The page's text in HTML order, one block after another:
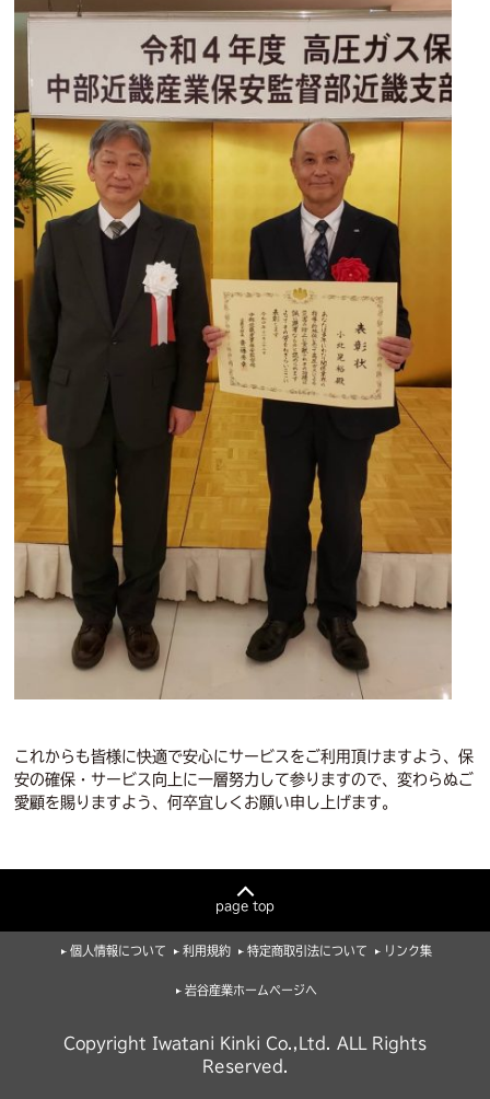
これからも皆様に快適で安心にサービスをご利用頂けますよう、保
安の確保・サービス向上に一層努力して参りますので、変わらぬご
愛顧を賜りますよう、何卒宜しくお願い申し上げます。
page top
個人情報について 利用規約 特定商取引法について リンク集
岩谷産業ホームページへ
Copyright Iwatani Kinki Co.,Ltd. ALL Rights
Reserved.